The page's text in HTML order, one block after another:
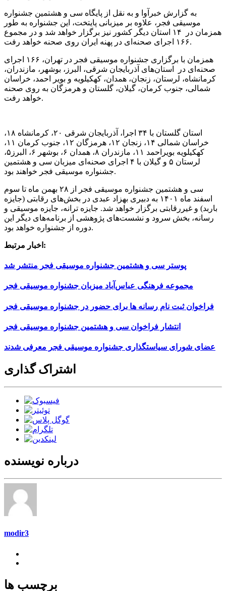
به گزارش خبرآوا و به نقل از پایگاه سی و هشتمین جشنواره
موسیقی فجر، علاوه‌ بر میزبانی پایتخت، این جشنواره به طور
همزمان در ۱۴ استان دیگر کشور نیز برگزار خواهد شد و در مجموع
۱۶۶ اجرای صحنه‌ای در پهنه ایران روی صحنه خواهد رفت.
همزمان با برگزاری جشنواره موسیقی فجر در تهران، ۱۶۶ اجرای
صحنه‌ای در استان‌های آذربایجان شرقی، البرز، بوشهر، مازندران،
کرمانشاه، لرستان، زنجان، همدان، کهکیلویه و بویر احمد، خراسان
شمالی، جنوب کرمان، گیلان، گلستان و هرمزگان به روی صحنه
خواهد رفت.
استان گلستان با ۳۴ اجرا، آذربایجان شرقی ۲۰، کرمانشاه ۱۸،
خراسان شمالی ۱۴، زنجان ۱۲، هرمزگان ۱۲، جنوب کرمان ۱۱،
کهکیلویه بویراحمد ۱۱، مازندران ۸، همدان ۶، بوشهر ۶، البرز۵،
لرستان ۵ و گیلان با ۴ اجرای صحنه‌ای میزبان سی و هشتمین
جشنواره موسیقی فجر خواهند بود.
سی‌ و هشتمین جشنواره موسیقی فجر از ۲۸ بهمن‌ ماه تا سوم
اسفند ماه ۱۴۰۱ به دبیری بهزاد عبدی در بخش‌های رقابتی (جایزه
باربد) و غیررقابتی برگزار خواهد شد. جایزه ترانه، جایزه موسیقی و
رسانه، بخش سرود و نشست‌های پژوهشی از برنامه‌های دیگر این
دوره از جشنواره خواهد بود.
اخبار مرتبط:
پوستر سی و هشتمین جشنواره موسیقی فجر منتشر شد
مجموعه فرهنگی عباس‌آباد میزبان جشنواره موسیقی فجر
فراخوان ثبت نام رسانه ها برای حضور در جشنواره موسیقی فجر
انتشار فراخوان سی‌ و هشتمین جشنواره موسیقی فجر
عضای شورای سیاستگذاری جشنواره موسیقی فجر معرفی شدند
اشتراک گذاری
درباره نویسنده
modir3
برچسب ها